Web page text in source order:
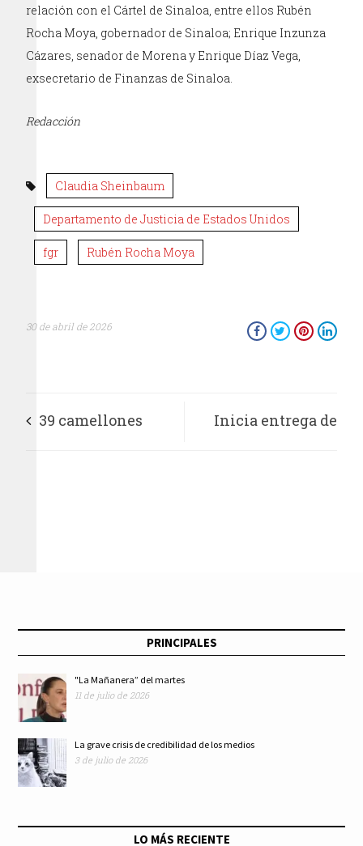
relación con el Cártel de Sinaloa, entre ellos Rubén
Rocha Moya, gobernador de Sinaloa; Enrique Inzunza
Cázares, senador de Morena y Enrique Díaz Vega,
exsecretario de Finanzas de Sinaloa.
Redacción
Claudia Sheinbaum
Departamento de Justicia de Estados Unidos
fgr Rubén Rocha Moya
30 de abril de 2026
39 camellones Inicia entrega de
PRINCIPALES
"La Mañanera” del martes
11 de julio de 2026
La grave crisis de credibilidad de los medios
3 de julio de 2026
LO MÁS RECIENTE